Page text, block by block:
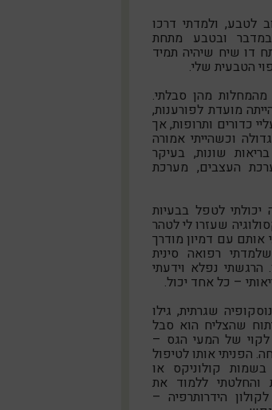
לטבע, ולמדתי דרכו
ובטבע מתחת
דו שיח שיהיה תמיד
הטבעית שלי.
מהן סבלתי.
מועדת לפורענות,
כדורים ותרופות, אך
וכשהייתי אמורה
שונות, בעיקר
העצבים, מערכת
לטפל בבעיות
שעזרו לי לטהר
אותם עם דמיון מודרך
רפואה סינית
הרגשתי נפלא וידעתי
– כל אחד יכול.
שגרתית, גילו
שהצליח הוא סבל
של המעי הגס –
הפניתי אותו לטיפול
בשמות קולוניקס או
והחלטתי ללמוד את
התחברתי לקולון הידרותרפיה –